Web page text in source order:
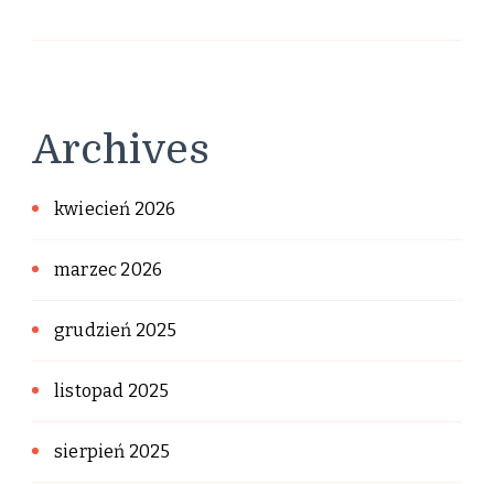
Archives
kwiecień 2026
marzec 2026
grudzień 2025
listopad 2025
sierpień 2025